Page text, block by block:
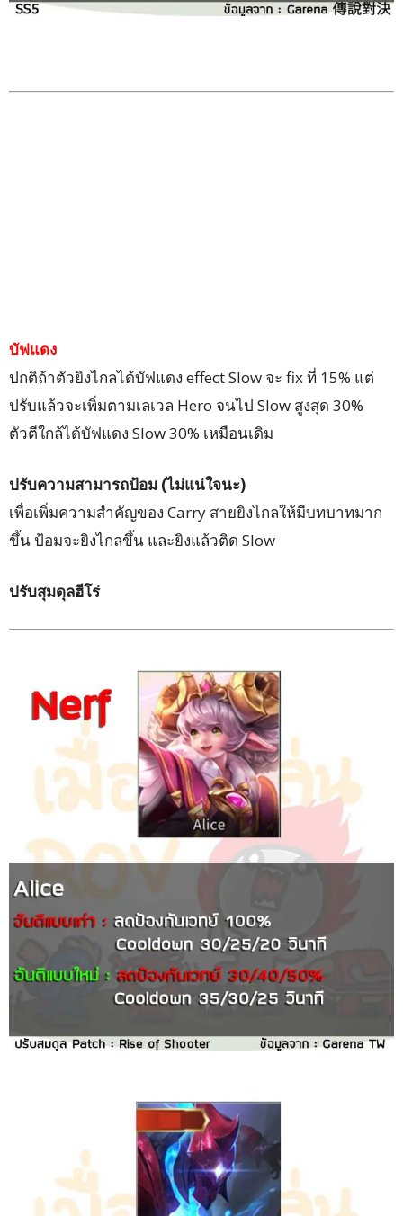
บัฟแดง
ปกติถ้าตัวยิงไกลได้บัฟแดง effect Slow จะ fix ที่ 15% แต่
ปรับแล้วจะเพิ่มตามเลเวล Hero จนไป Slow สูงสุด 30%
ตัวตีใกล้ได้บัฟแดง Slow 30% เหมือนเดิม
ปรับความสามารถป้อม (ไม่แน่ใจนะ)
เพื่อเพิ่มความสำคัญของ Carry สายยิงไกลให้มีบทบาทมาก
ขึ้น ป้อมจะยิงไกลขึ้น และยิงแล้วติด Slow
ปรับสุมดุลฮีโร่